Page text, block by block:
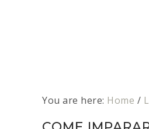
You are here: Home /